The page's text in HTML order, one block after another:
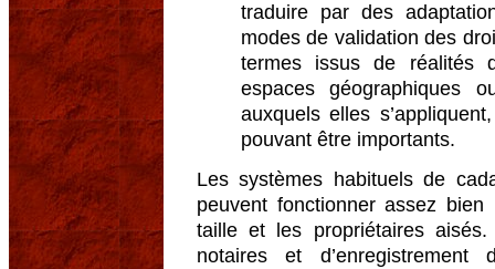
traduire par des
modes de validation des
termes issus de réalités
espaces géographiques
auxquels elles
pouvant être importants.
Les systèmes habituels de
peuvent fonctionner assez
taille et les propriétaires
notaires et